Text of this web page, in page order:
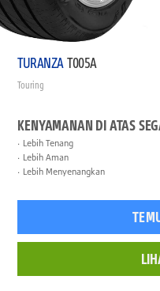
TURANZAT005A
Touring
KENYAMANAN DI ATAS
Lebih Tenang
Lebih Aman
Lebih Menyenangkan